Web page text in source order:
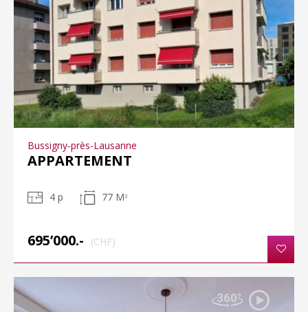
Bussigny-près-Lausanne
APPARTEMENT
4 p 77 M 2
695’000.- (CHF)